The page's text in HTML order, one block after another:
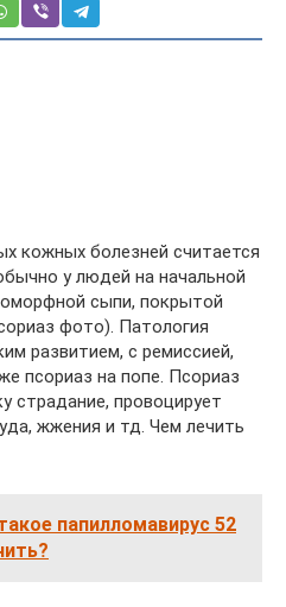
кожных болезней считается
у людей на начальной
сыпи, покрытой
фото). Патология
развитием, с ремиссией,
псориаз на попе. Псориаз
страдание, провоцирует
жжения и тд. Чем лечить
папилломавирус 52